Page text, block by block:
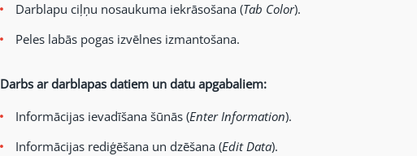
Darblapu ciļņu nosaukuma iekrāsošana (Tab Color).
Peles labās pogas izvēlnes izmantošana.
Darbs ar darblapas datiem un datu apgabaliem:
Informācijas ievadīšana šūnās (Enter Information).
Informācijas rediģēšana un dzēšana (Edit Data).